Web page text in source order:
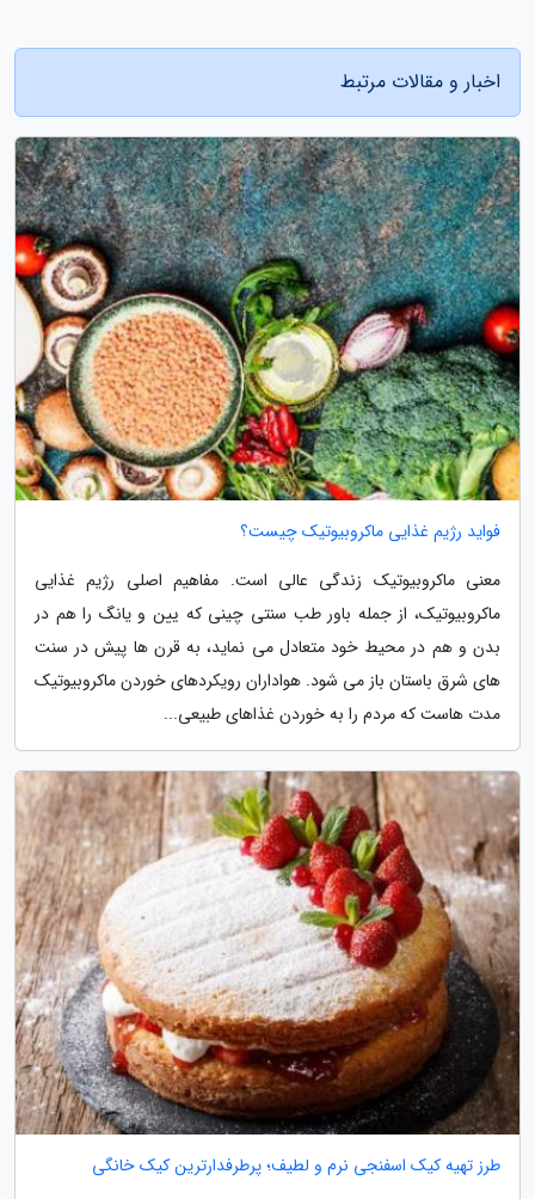
اخبار و مقالات مرتبط
فواید رژیم غذایی ماکروبیوتیک چیست؟
معنی ماکروبیوتیک زندگی عالی است. مفاهیم اصلی رژیم غذایی
ماکروبیوتیک، از جمله باور طب سنتی چینی که یین و یانگ را هم در
بدن و هم در محیط خود متعادل می نماید، به قرن ها پیش در سنت
های شرق باستان باز می شود. هواداران رویکردهای خوردن ماکروبیوتیک
مدت هاست که مردم را به خوردن غذاهای طبیعی...
طرز تهیه کیک اسفنجی نرم و لطیف؛ پرطرفدارترین کیک خانگی